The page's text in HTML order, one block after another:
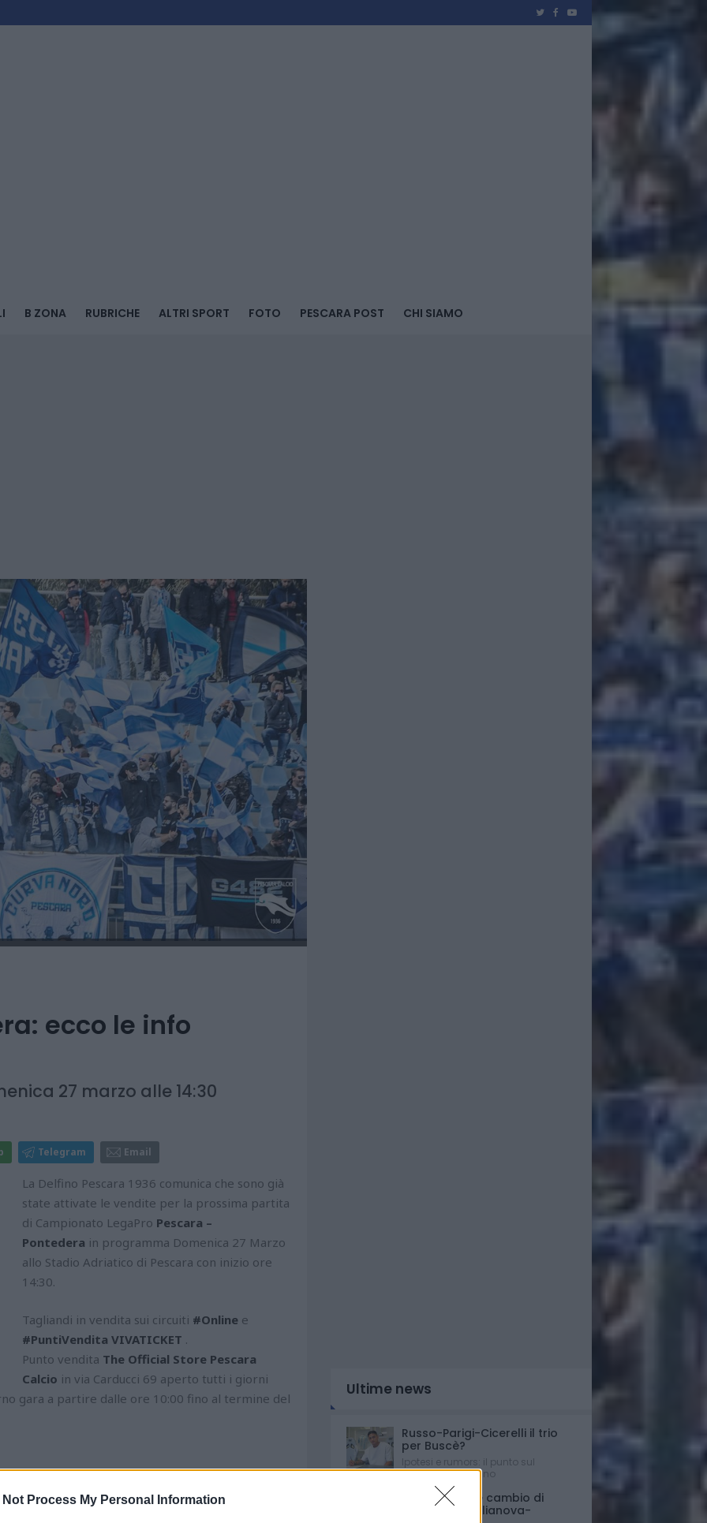
Not Process My Personal Information
B ZONA RUBRICHE ALTRI SPORT FOTO PESCARA POST CHI SIAMO
ecco le info
27 marzo alle 14:30
Telegram Email
La Delfino Pescara 1936 comunica che sono già
state attivate le vendite per la prossima partita
di Campionato LegaPro Pescara –
Pontedera in programma Domenica 27 Marzo
allo Stadio Adriatico di Pescara con inizio ore
14:30.
Tagliandi in vendita sui circuiti #Online e
#PuntiVendita VIVATICKET .
Punto vendita The Official Store Pescara
Calcio in via Carducci 69 aperto tutti i giorni
gara a partire dalle ore 10:00 fino al termine del
Ultime news
Russo-Parigi-Cicerelli il trio
per Buscè?
Ipotesi e rumors: il punto sul
mercato del Delfino
Porte chiuse e cambio di
orario per Giulianova-